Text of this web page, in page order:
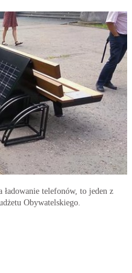
telefonów, to jeden z
Obywatelskiego.